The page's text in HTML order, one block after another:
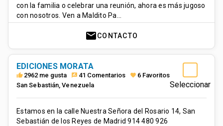
con la familia o celebrar una reunión, ahora es más jugoso
con nosotros. Ven a Maldito Pa…
mailCONTACTO
Seleccionar
EDICIONES MORATA
thumb_up 2962 me gusta rate_review 41 Comentarios favorite 6 Favoritos
San Sebastián,Venezuela
Estamos en la calle Nuestra Señora del Rosario 14, San
Sebastián de los Reyes de Madrid 914 480 926